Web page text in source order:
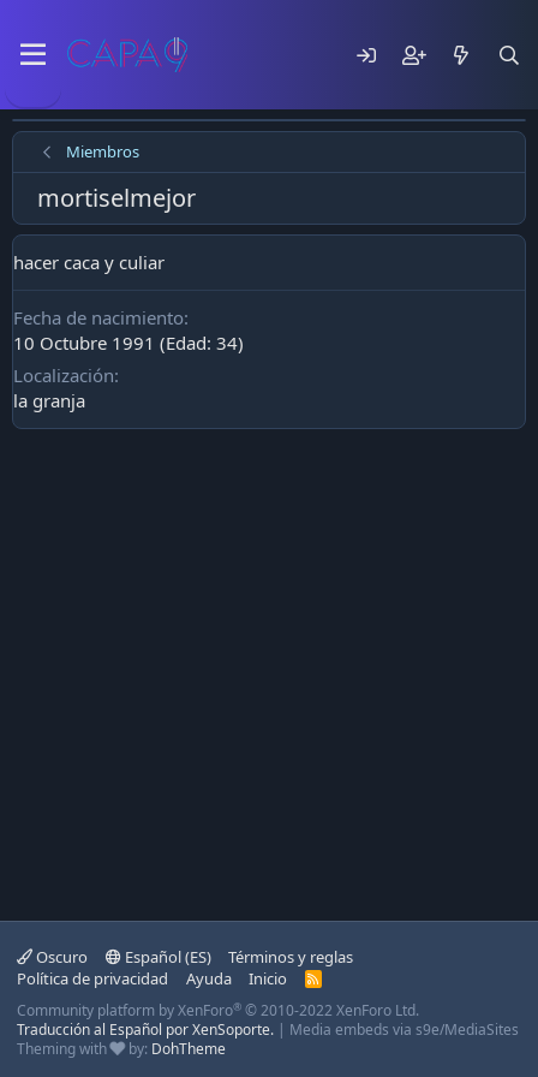
Miembros
mortiselmejor
hacer caca y culiar
Fecha de nacimiento
10 Octubre 1991 (Edad: 34)
Localización
la granja
Oscuro Español (ES)
Términos y reglas
Política de privacidad
Ayuda Inicio
R
S
Community platform by XenForo® © 2010-2022 XenForo Ltd.
Traducción al Español por XenSoporte. | Media embeds via s9e/MediaSites
Theming with
by: DohTheme